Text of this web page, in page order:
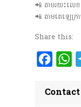
📲 តាមរយះលេ
📲 តាមតេឡេ
Share this: